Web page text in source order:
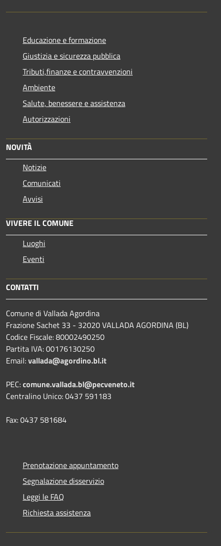
Educazione e formazione
Giustizia e sicurezza pubblica
Tributi,finanze e contravvenzioni
Ambiente
Salute, benessere e assistenza
Autorizzazioni
NOVITÀ
Notizie
Comunicati
Avvisi
VIVERE IL COMUNE
Luoghi
Eventi
CONTATTI
Comune di Vallada Agordina
Frazione Sachet 33 - 32020 VALLADA AGORDINA (BL)
Codice Fiscale: 80002490250
Partita IVA: 00176130250
Email:vallada@agordino.bl.it
PEC:comune.vallada.bl@pecveneto.it
Centralino Unico: 0437 591183
Fax: 0437 581684
Prenotazione appuntamento
Segnalazione disservizio
Leggi le FAQ
Richiesta assistenza